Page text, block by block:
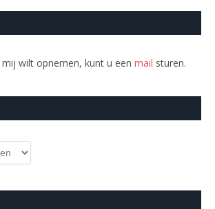
wilt opnemen, kunt u een mail sturen.